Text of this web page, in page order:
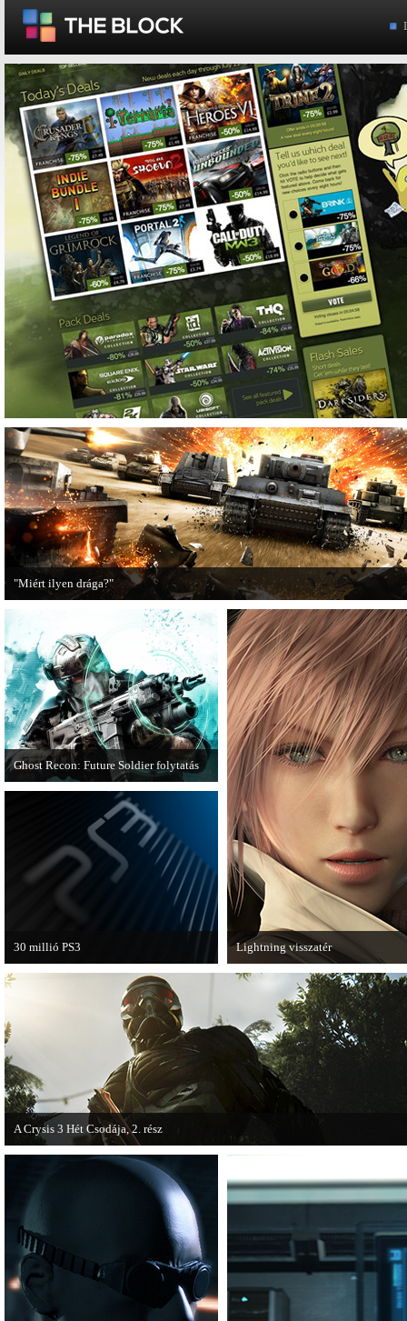
"Miért ilyen drága?"
A PC Guru utánajárt, miért kerülnek olyan sokba a AAA-kategóriás
Ghost Recon: Future Soldier folytatás
Több jel is utal arra, hogy készülőben
van a Ghost Recon: Future Soldier
következő epizódja.
Lightning visszatér
Megjött a Lightning Returns:
Fantasy XIII című játék első
videója.
30 millió PS3
A PAL régióban a PS3 átlépte a 30
milliós eladott darabszámot.
A Crysis 3 Hét Csodája, 2. rész
Megjelent a Crysis 3 videosorozat második része, amely a The Hunt címet